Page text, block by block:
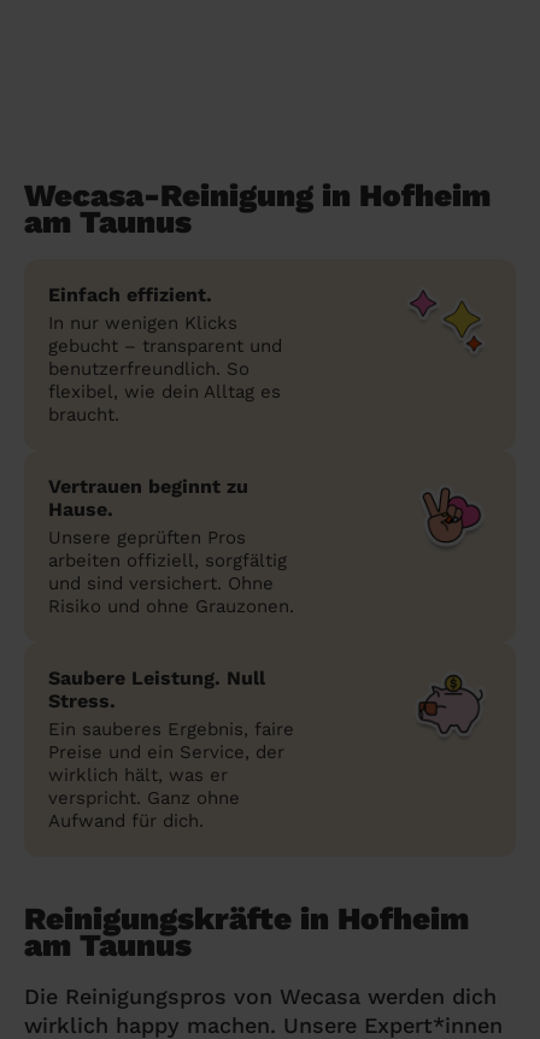
Wecasa-Reinigung in Hofheim
am Taunus
Einfach effizient.
In nur wenigen Klicks
gebucht – transparent und
benutzerfreundlich. So
flexibel, wie dein Alltag es
braucht.
Vertrauen beginnt zu
Hause.
Unsere geprüften Pros
arbeiten offiziell, sorgfältig
und sind versichert. Ohne
Risiko und ohne Grauzonen.
Saubere Leistung. Null
Stress.
Ein sauberes Ergebnis, faire
Preise und ein Service, der
wirklich hält, was er
verspricht. Ganz ohne
Aufwand für dich.
Reinigungskräfte in Hofheim
am Taunus
Die Reinigungspros von Wecasa werden dich
wirklich happy machen. Unsere Expert*innen